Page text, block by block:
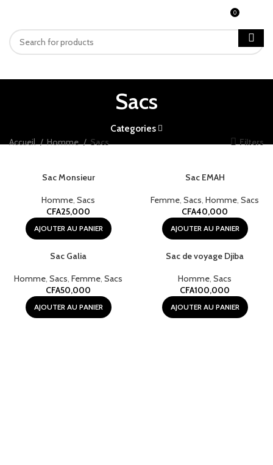
0
Sacs
Categories
Accueil Homme Sacs Filters
Sac Monsieur
Homme, Sacs
CFA25,000
AJOUTER AU PANIER
Sac EMAH
Femme, Sacs, Homme, Sacs
CFA40,000
AJOUTER AU PANIER
Sac Galia
Homme, Sacs, Femme, Sacs
CFA50,000
AJOUTER AU PANIER
Sac de voyage Djiba
Homme, Sacs
CFA100,000
AJOUTER AU PANIER